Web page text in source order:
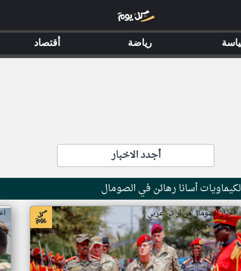
أجدد الاخبار
أسانا رهائن في الصومال
اخبار الصومال من ار تي عربي
رياضة أقتصاد